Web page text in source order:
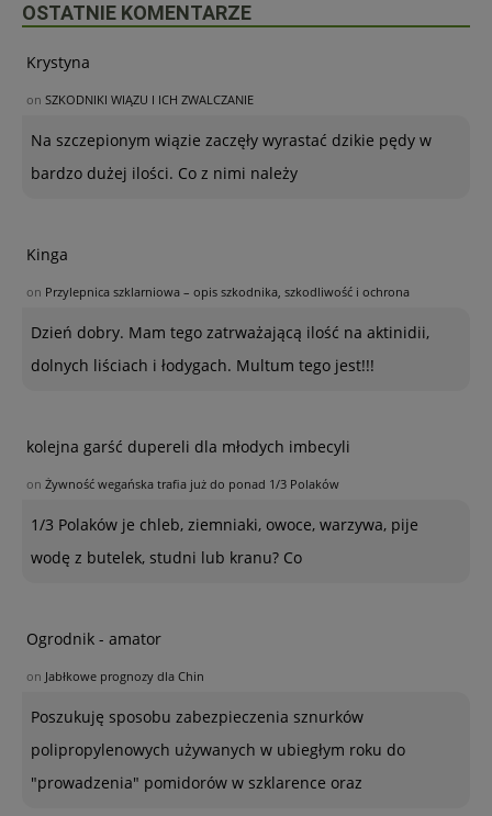
OSTATNIE KOMENTARZE
Krystyna
on SZKODNIKI WIĄZU I ICH ZWALCZANIE
Na szczepionym wiązie zaczęły wyrastać dzikie pędy w
bardzo dużej ilości. Co z nimi należy
Kinga
on Przylepnica szklarniowa – opis szkodnika, szkodliwość i ochrona
Dzień dobry. Mam tego zatrważającą ilość na aktinidii,
dolnych liściach i łodygach. Multum tego jest!!!
kolejna garść dupereli dla młodych imbecyli
on Żywność wegańska trafia już do ponad 1/3 Polaków
1/3 Polaków je chleb, ziemniaki, owoce, warzywa, pije
wodę z butelek, studni lub kranu? Co
Ogrodnik - amator
on Jabłkowe prognozy dla Chin
Poszukuję sposobu zabezpieczenia sznurków
polipropylenowych używanych w ubiegłym roku do
"prowadzenia" pomidorów w szklarence oraz